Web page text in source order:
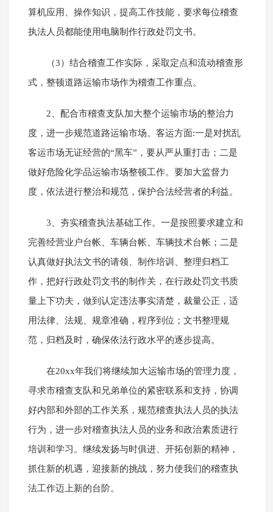
算机应用、操作知识，提高工作技能，要求每位稽查
执法人员都能使用电脑制作行政处罚文书。
（3）结合稽查工作实际，采取定点和流动稽查形
式，整顿道路运输市场作为稽查工作重点。
2、配合市稽查支队加大整个运输市场的整治力
度，进一步规范道路运输市场。客运方面:一是对扰乱
客运市场无证经营的“黑车”，要从严从重打击；二是
做好危险化学品运输市场整顿工作。要加大监督力
度，依法进行整治和规范，保护合法经营者的利益。
3、夯实稽查执法基础工作。一是按照要求建立和
完善经营业户台帐、车辆台帐、车辆技术台帐；二是
认真做好执法文书的请领、制作培训、整理归档工
作，把好行政处罚文书的制作关，在行政处罚文书质
量上下功夫，做到认定违法事实清楚，裁量公正，适
用法律、法规、规章准确，程序到位；文书整理规
范，归档及时，确保依法行政水平的逐步提高。
在20xx年我们将继续加大运输市场的管理力度，
寻求市稽查支队和兄弟单位的紧密联系和支持，协调
好内部和外部的工作关系，规范稽查执法人员的执法
行为，进一步对稽查执法人员的业务和政治素质进行
培训和学习。继续发扬与时俱进、开拓创新的精神，
抓住新的机遇，迎接新的挑战，努力使我们的稽查执
法工作迈上新的台阶。